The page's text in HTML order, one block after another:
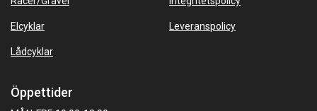
Elcyklar
Lådcyklar
Leveranspolicy
Öppettider